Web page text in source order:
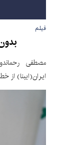
فیلم
مصطفی
ایران(ایبنا)